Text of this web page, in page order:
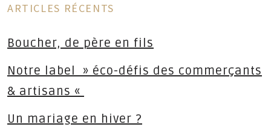
ARTICLES RÉCENTS
Boucher, de père en fils
Notre label » éco-défis des commerçants
& artisans «
Un mariage en hiver ?